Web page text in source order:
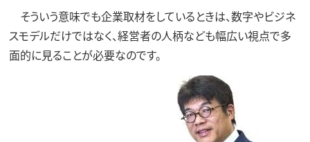
そういう意味でも企業取材をしているときは、数字やビジネ
スモデルだけではなく、経営者の人柄なども幅広い視点で多
面的に見ることが必要なのです。